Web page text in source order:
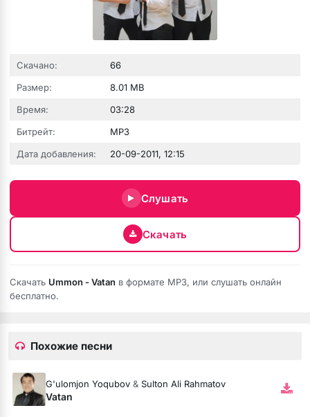
Скачано:
66
Размер:
8.01 MB
Время:
03:28
Битрейт:
MP3
Дата добавления:
20-09-2011, 12:15
Слушать
Скачать
Скачать Ummon - Vatan в формате MP3, или слушать онлайн
бесплатно.
Похожие песни
G'ulomjon Yoqubov & Sulton Ali Rahmatov
Vatan